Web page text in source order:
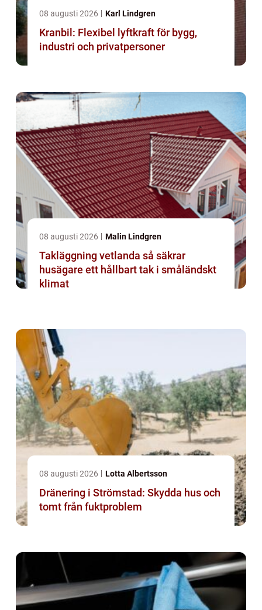
08 augusti 2026 Karl Lindgren
Kranbil: Flexibel lyftkraft för bygg,
industri och privatpersoner
08 augusti 2026 Malin Lindgren
Takläggning vetlanda så säkrar
husägare ett hållbart tak i småländskt
klimat
08 augusti 2026 Lotta Albertsson
Dränering i Strömstad: Skydda hus och
tomt från fuktproblem